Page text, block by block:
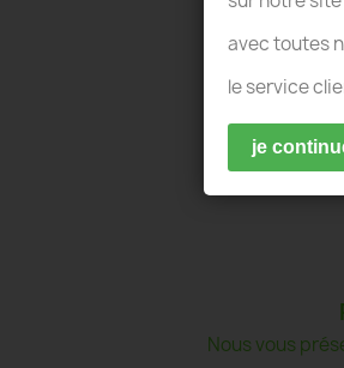
Nous vous
avec toutes
le service
je